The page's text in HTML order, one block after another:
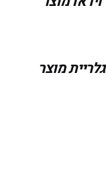
גלריית מוצר